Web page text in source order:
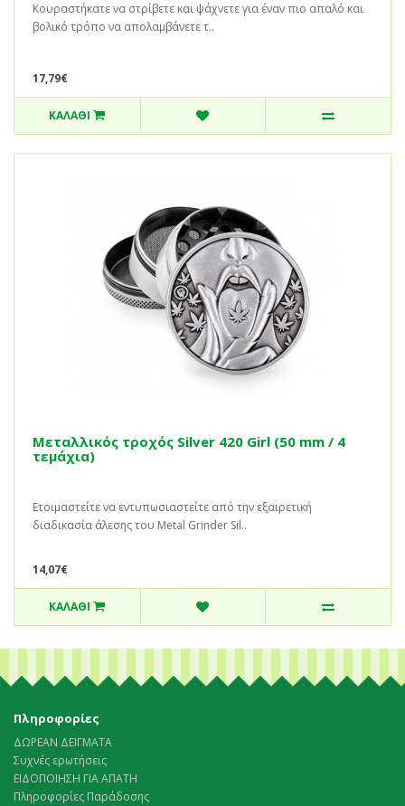
Κουραστήκατε να στρίβετε και ψάχνετε για έναν πιο απαλό και
βολικό τρόπο να απολαμβάνετε τ..
17,79€
ΚΑΛΆΘΙ
Μεταλλικός τροχός Silver 420 Girl (50 mm / 4
τεμάχια)
Ετοιμαστείτε να εντυπωσιαστείτε από την εξαιρετική
διαδικασία άλεσης του Metal Grinder Sil..
14,07€
ΚΑΛΆΘΙ
Πληροφορίες
ΔΩΡΕΑΝ ΔΕΙΓΜΑΤΑ
Συχνές ερωτήσεις
ΕΙΔΟΠΟΙΗΣΗ ΓΙΑ ΑΠΑΤΗ
Πληροφορίες Παράδοσης